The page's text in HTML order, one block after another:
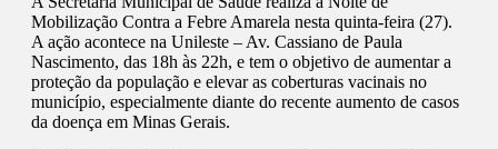
Mobilização Contra a Febre Amarela nesta quinta-feira (27).
A ação acontece na Unileste – Av. Cassiano de Paula
Nascimento, das 18h às 22h, e tem o objetivo de aumentar a
proteção da população e elevar as coberturas vacinais no
município, especialmente diante do recente aumento de casos
da doença em Minas Gerais.